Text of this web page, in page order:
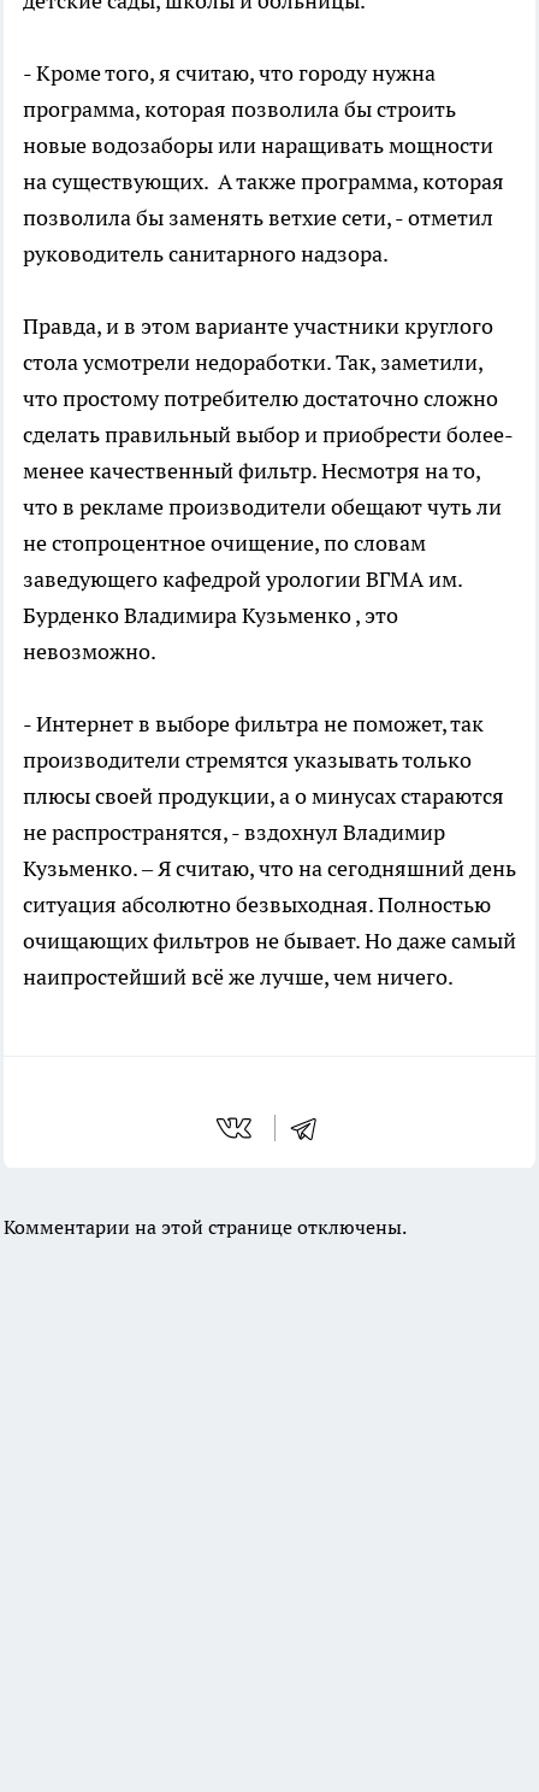
- Кроме того, я считаю, что городу нужна
программа, которая позволила бы строить
новые водозаборы или наращивать мощности
на существующих. А также программа, которая
позволила бы заменять ветхие сети, - отметил
руководитель санитарного надзора.
Правда, и в этом варианте участники круглого
стола усмотрели недоработки. Так, заметили,
что простому потребителю достаточно сложно
сделать правильный выбор и приобрести более-
менее качественный фильтр. Несмотря на то,
что в рекламе производители обещают чуть ли
не стопроцентное очищение, по словам
заведующего кафедрой урологии ВГМА им.
Бурденко Владимира Кузьменко , это
невозможно.
- Интернет в выборе фильтра не поможет, так
производители стремятся указывать только
плюсы своей продукции, а о минусах стараются
не распространятся, - вздохнул Владимир
Кузьменко. – Я считаю, что на сегодняшний день
ситуация абсолютно безвыходная. Полностью
очищающих фильтров не бывает. Но даже самый
наипростейший всё же лучше, чем ничего.
Комментарии на этой странице отключены.